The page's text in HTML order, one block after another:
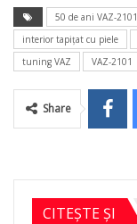
50 de ani VAZ-2101
interior tapiţat cu piele
tuning VAZ
VAZ-2101
Share
CITEȘTE ȘI